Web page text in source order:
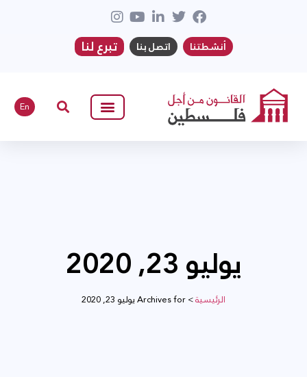
أنشطتنا اتصل بنا تبرع لنا
En
يوليو 23, 2020
الرئيسية>Archives for يوليو 23, 2020